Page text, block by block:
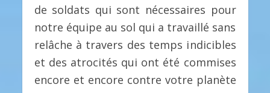
de soldats qui sont nécessaires pour
notre équipe au sol qui a travaillé sans
relâche à travers des temps indicibles
et des atrocités qui ont été commises
encore et encore contre votre planète